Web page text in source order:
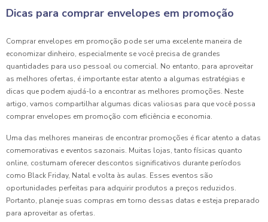
Dicas para comprar envelopes em promoção
Comprar envelopes em promoção pode ser uma excelente maneira de
economizar dinheiro, especialmente se você precisa de grandes
quantidades para uso pessoal ou comercial. No entanto, para aproveitar
as melhores ofertas, é importante estar atento a algumas estratégias e
dicas que podem ajudá-lo a encontrar as melhores promoções. Neste
artigo, vamos compartilhar algumas dicas valiosas para que você possa
comprar envelopes em promoção com eficiência e economia.
Uma das melhores maneiras de encontrar promoções é ficar atento a datas
comemorativas e eventos sazonais. Muitas lojas, tanto físicas quanto
online, costumam oferecer descontos significativos durante períodos
como Black Friday, Natal e volta às aulas. Esses eventos são
oportunidades perfeitas para adquirir produtos a preços reduzidos.
Portanto, planeje suas compras em torno dessas datas e esteja preparado
para aproveitar as ofertas.